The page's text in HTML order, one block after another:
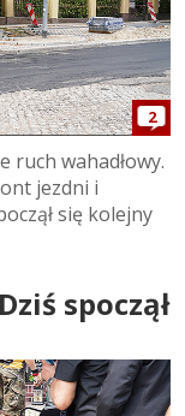
2
ruch wahadłowy.
jezdni i
się kolejny
spoczął